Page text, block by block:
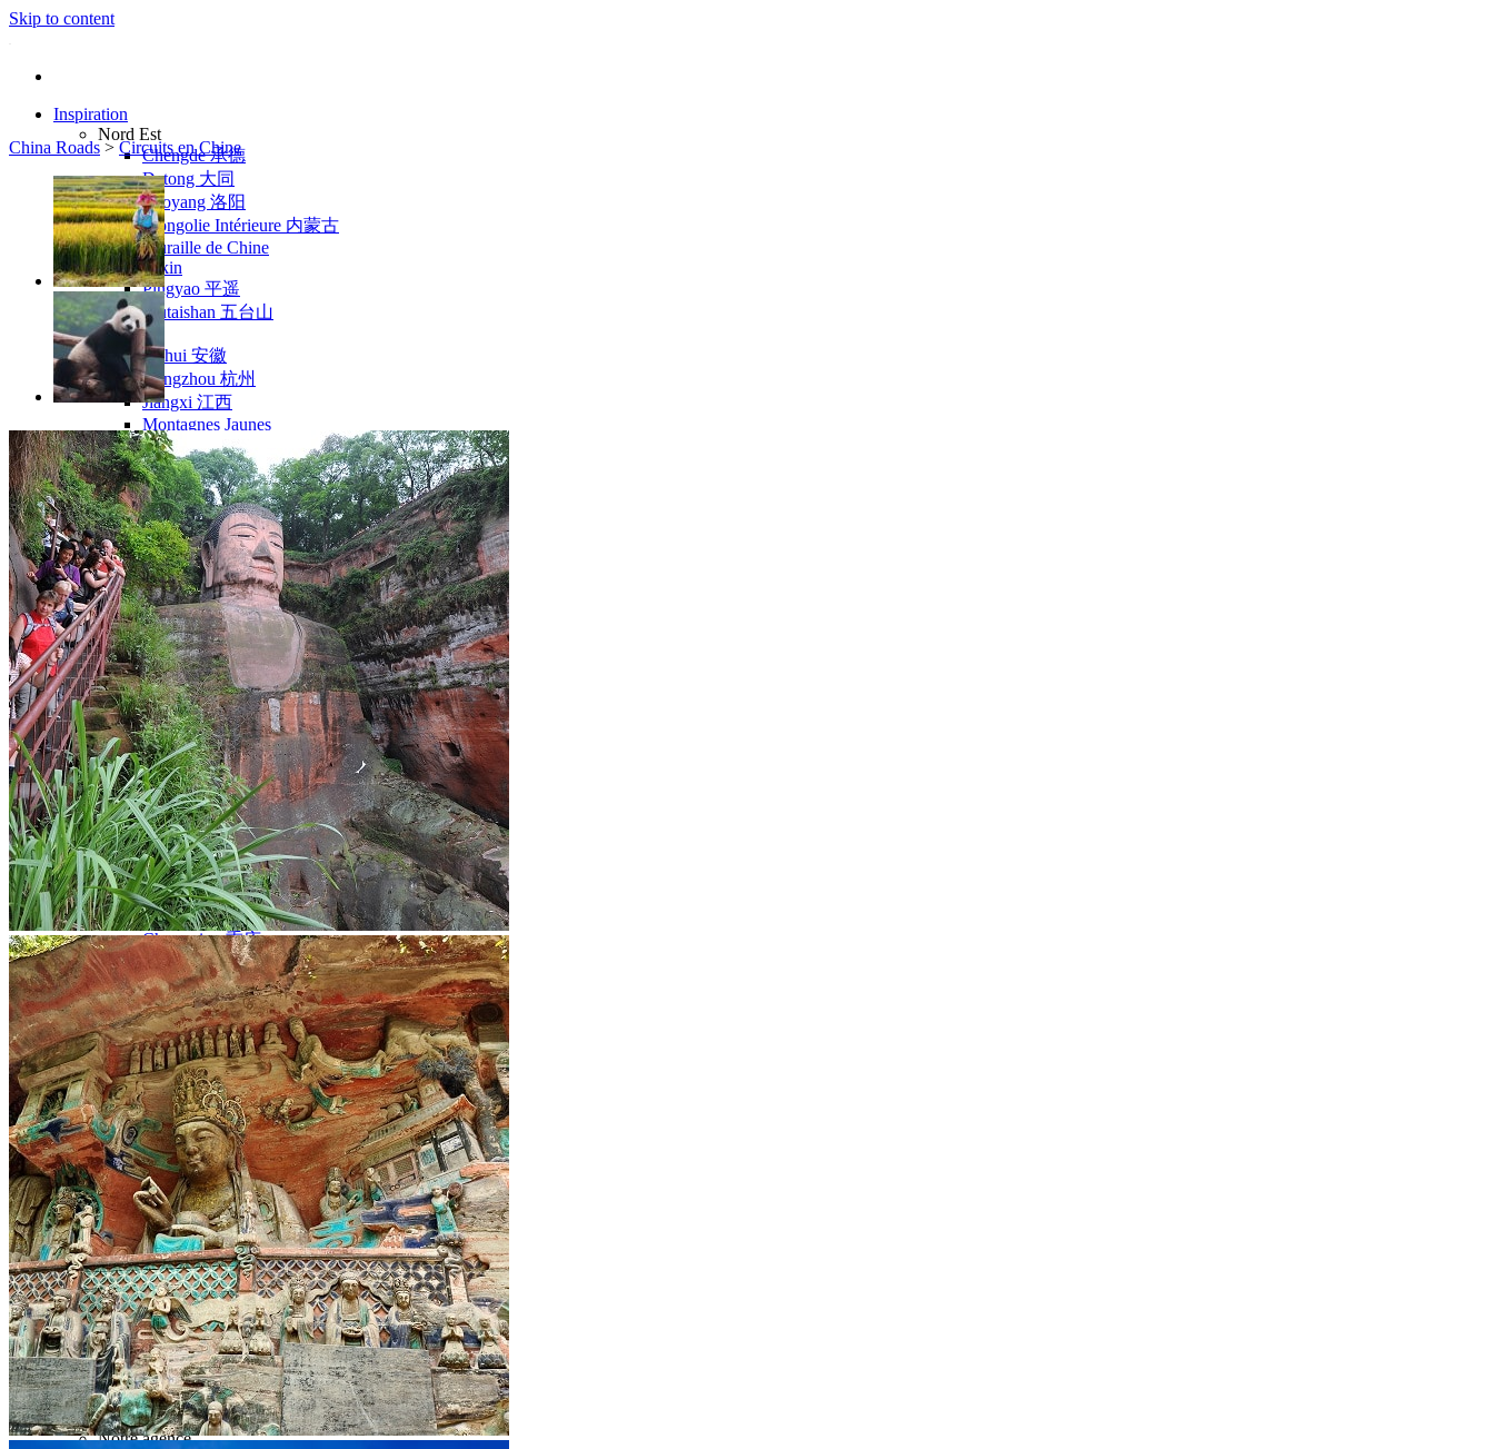
Skip to content
Inspiration
Nord Est
Chengde 承德
Datong 大同
Luoyang 洛阳
Mongolie Intérieure 内蒙古
Muraille de Chine
Pékin
Pingyao 平遥
Wutaishan 五台山
Côte Est
Anhui 安徽
Hangzhou 杭州
Jiangxi 江西
Montagnes Jaunes
Shandong 山东
Shanghai 上海
Suzhou 苏州
Nord Ouest
Gansu 甘肃
Dunhuang – 敦煌
Jiayuguan – 嘉峪关
Qinghai 青海
Xi’an 西安市
Xinjiang 新疆
Kashgar
Turpan
Sud Est
Canton 广州
Fujian 福建
Hong Kong 香港
Hunan 湖南
Ile d’Hainan 海南
Macao 澳门
Taïwan 台湾
Shenzhen
Sud Ouest
Chongqing 重庆
Guangxi 广西
Guizhou 贵州
Hubei
Sichuan 四川
Tibet 西藏
Yunnan 云南
Circuits
Organisation
Circuits sur mesure
Nos Petits Groupes
Ambiance
Classique et incontournables
Culture & expériences
Nature et grands paysages
Famille et enfants
Trekking et aventure
Luxe et exception
Où et quand partir ?
Printemps
Eté
Automne
Hiver
Infos pratiques
Notre agence
China Roads > Circuits en Chine